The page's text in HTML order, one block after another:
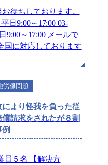
待ちしております。
日9:00～17:00 03-
9:00～17:00 メールで
国に対応しております
労働問題
より怪我を負った従
請求をされたが８割
５名 【解決方